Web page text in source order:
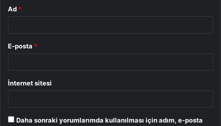
Ad *
E-posta *
İnternet sitesi
Daha sonraki yorumlarımda kullanılması için adım, e-posta